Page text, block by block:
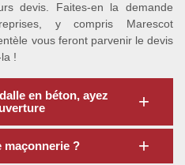
devis. Faites-en la demande
y compris Marescot
vous feront parvenir le devis
!
en béton, ayez
maçonnerie ?